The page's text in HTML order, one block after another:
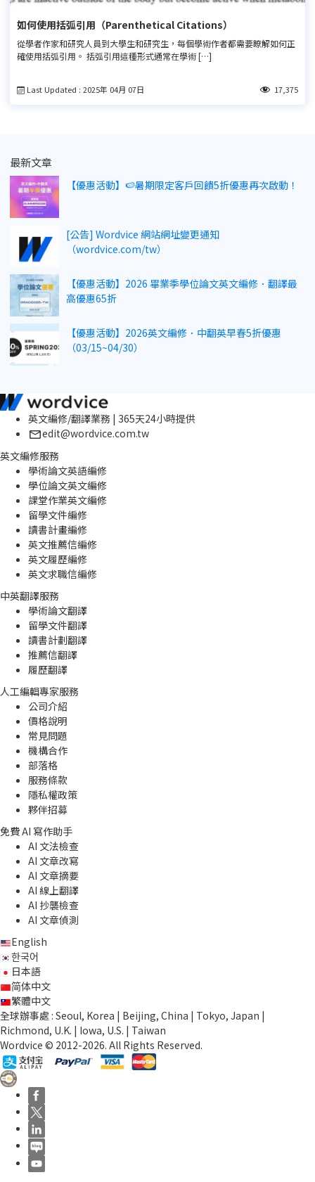
如何使用括弧引用（Parenthetical Citations）
從學者作家和研究人員到大學生和研究生，每個學術作者都需要瞭解如何正
確使用括弧引用。 括弧引用這種形式通常在學術 […]
Last Updated : 2025年 04月 07日 17,375
最新文章
【優惠活動】🍉暑期限定客戶回饋5折優惠再次啟動！
[公告] Wordvice 網站網址變更通知
（wordvice.com/tw）
【優惠活動】2026 畢業季學位論文英文編修．翻譯最
高優惠65折
【優惠活動】2026英文編修．中翻英早春5折優惠
（03/15~04/30）
英文編修/翻譯業務 | 365天24小時提供
edit@wordvice.com.tw
英文編修服務
學術論文英語編修
學位論文英文編修
課堂作業英文編修
留學文件編修
讀書計畫編修
英文推薦信編修
英文履歷編修
英文求職信編修
中英翻譯服務
學術論文翻譯
留學文件翻譯
讀書計劃翻譯
推薦信翻譯
履歷翻譯
人工編輯專家服務
公司介紹
價格說明
常見問題
機構合作
部落格
服務條款
隱私權政策
夥伴招募
免費 AI 寫作助手
AI 文法檢查
AI 文章改寫
AI 文章摘要
AI 線上翻譯
AI 抄襲檢查
AI 文章偵測
English
한국어
日本語
简体中文
繁體中文
全球辦事處 : Seoul, Korea | Beijing, China | Tokyo, Japan |
Richmond, U.K. | Iowa, U.S. | Taiwan
Wordvice © 2012-2026. All Rights Reserved.